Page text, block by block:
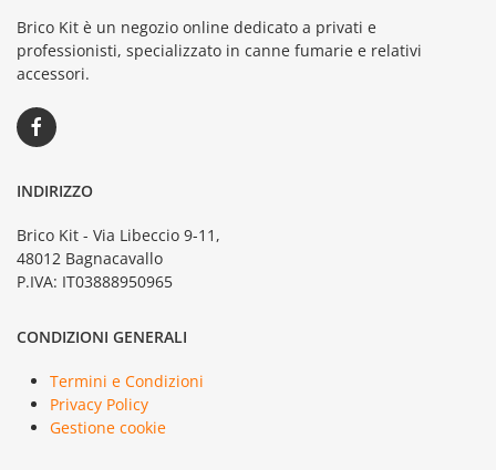
Brico Kit è un negozio online dedicato a privati e
professionisti, specializzato in canne fumarie e relativi
accessori.
INDIRIZZO
Brico Kit - Via Libeccio 9-11,
48012 Bagnacavallo
P.IVA: IT03888950965
CONDIZIONI GENERALI
Termini e Condizioni
Privacy Policy
Gestione cookie